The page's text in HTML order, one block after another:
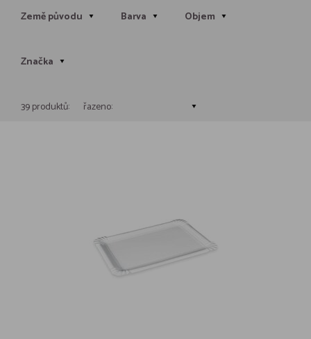
Země původu Barva Objem
Značka
39 produktů: řazeno: